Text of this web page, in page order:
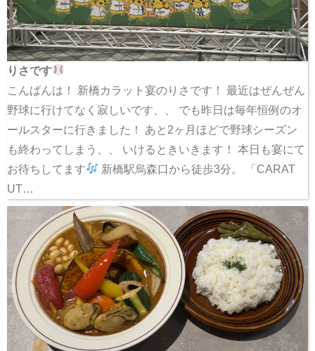
りさです
こんばんは！ 新橋カラット宴のりさです！ 最近はぜんぜん
野球に行けてなく寂しいです、、 でも昨日は毎年恒例のオ
ールスターに行きました！ あと2ヶ月ほどで野球シーズン
も終わってしまう、、 いけるときいきます！ 本日も宴にて
お待ちしてます
新橋駅烏森口から徒歩3分。 「CARAT
UT…